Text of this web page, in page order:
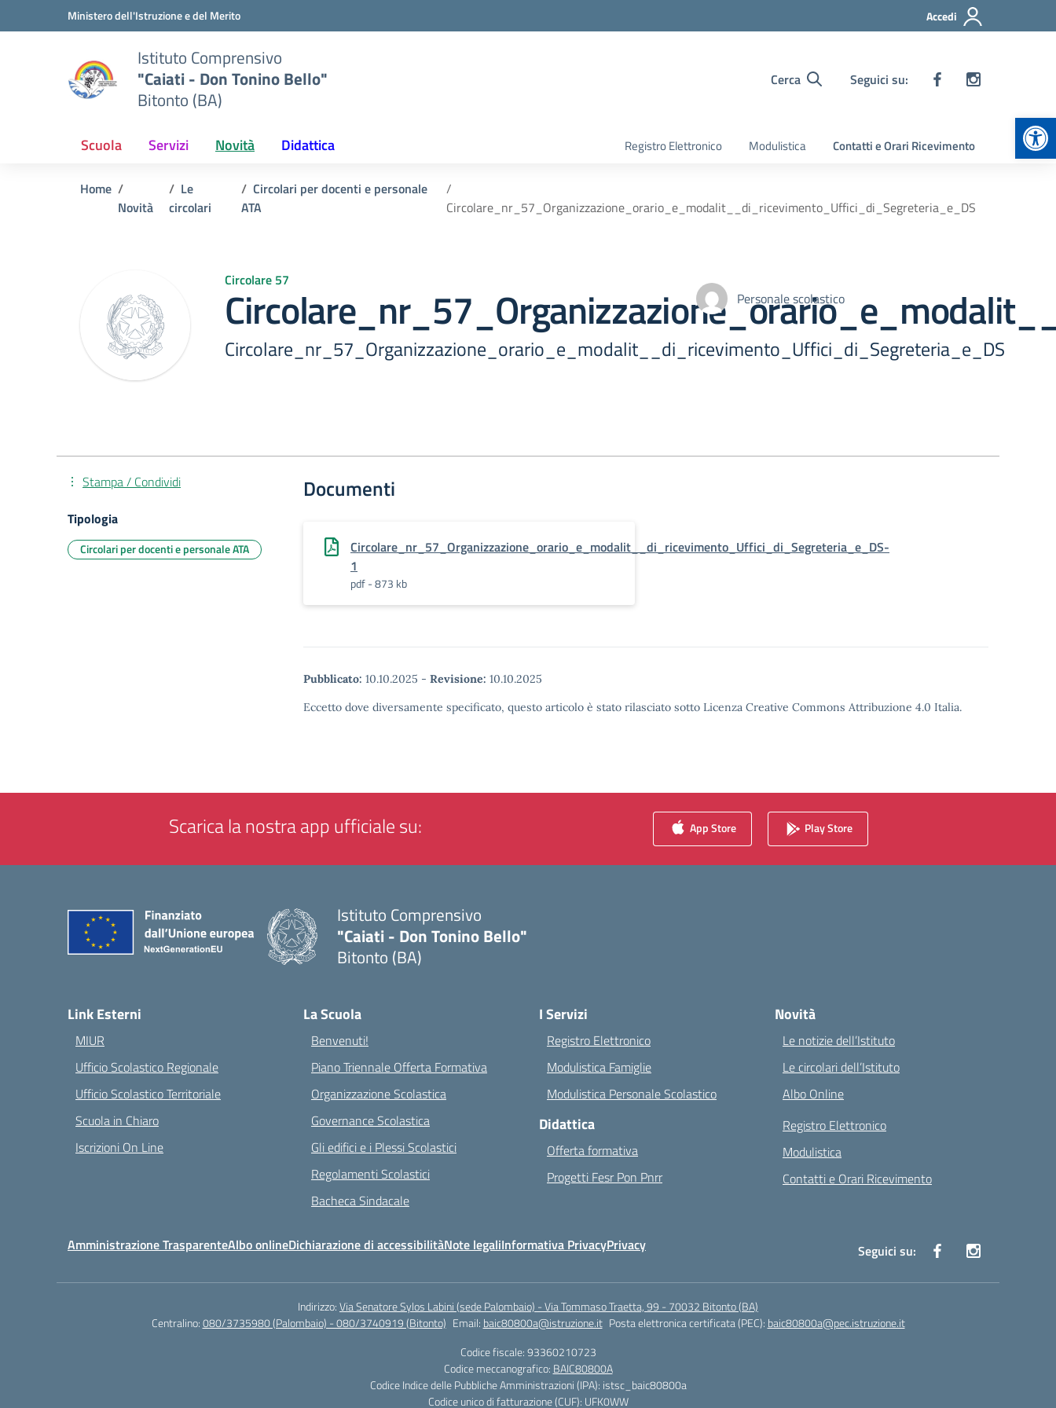
Vai ai contenuti
Vai al menu di navigazioneMinistero dell'Istruzione e del Merito Accedi
Istituto Comprensivo
"Caiati - Don Tonino Bello"
Bitonto (BA)
Cerca Seguici su:
Scuola Servizi Novità Didattica Registro Elettronico Modulistica Contatti e Orari Ricevimento
Home
Novità
Le
circolari
Circolari per docenti e personale
ATA
Circolare_nr_57_Organizzazione_orario_e_modalit__di_ricevimento_Uffici_di_Segreteria_e_DS
Circolare 57
Circolare_nr_57_Organizzazione_orario_e_modalit__di_ricevimento_Uffici_di_Segreteria_e_DS
Personale scolastico
Documenti
Circolare_nr_57_Organizzazione_orario_e_modalit__di_ricevimento_Uffici_di_Segreteria_e_DS-
1
pdf - 873 kb
Pubblicato: 10.10.2025 - Revisione: 10.10.2025
Eccetto dove diversamente specificato, questo articolo è stato rilasciato sotto Licenza Creative Commons Attribuzione 4.0 Italia.
Stampa / Condividi
Tipologia
Circolari per docenti e personale ATA
Scarica la nostra app ufficiale su: App Store Play Store
Istituto Comprensivo
"Caiati - Don Tonino Bello"
Bitonto (BA)
Link Esterni
MIUR
Ufficio Scolastico Regionale
Ufficio Scolastico Territoriale
Scuola in Chiaro
Iscrizioni On Line
La Scuola
Benvenuti!
Piano Triennale Offerta Formativa
Organizzazione Scolastica
Governance Scolastica
Gli edifici e i Plessi Scolastici
Regolamenti Scolastici
Bacheca Sindacale
I Servizi
Registro Elettronico
Modulistica Famiglie
Modulistica Personale Scolastico
Didattica
Offerta formativa
Progetti Fesr Pon Pnrr
Novità
Le notizie dell’Istituto
Le circolari dell’Istituto
Albo Online
Registro Elettronico
Modulistica
Contatti e Orari Ricevimento
Amministrazione TrasparenteAlbo onlineDichiarazione di accessibilitàNote legaliInformativa PrivacyPrivacy Seguici su:
Indirizzo:Via Senatore Sylos Labini (sede Palombaio) - Via Tommaso Traetta, 99 - 70032 Bitonto (BA)
Centralino:080/3735980 (Palombaio) - 080/3740919 (Bitonto) Email: baic80800a@istruzione.it Posta elettronica certificata (PEC): baic80800a@pec.istruzione.it
Codice fiscale: 93360210723
Codice meccanografico: BAIC80800A
Codice Indice delle Pubbliche Amministrazioni (IPA): istsc_baic80800a
Codice unico di fatturazione (CUF): UFK0WW